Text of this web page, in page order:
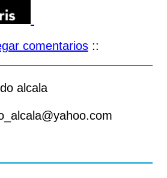
comentarios::
alcala